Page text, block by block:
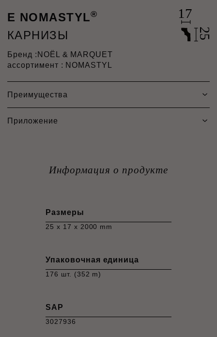
E NOMASTYL®
КАРНИЗЫ
Бренд : NOËL & MARQUET
ассортимент : NOMASTYL
Преимущества
Приложение
Информация о продукте
Размеры
25 x 17 x 2000 mm
Упаковочная единица
176 шт. (352 m)
SAP
3027936